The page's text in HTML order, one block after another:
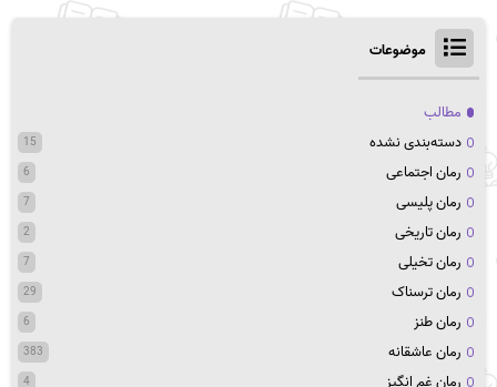
موضوعات
مطالب
دسته‌بندی نشده
15
رمان اجتماعی 6
رمان پلیسی 7
رمان تاریخی 2
رمان تخیلی 7
رمان ترسناک 29
رمان طنز 6
رمان عاشقانه 383
رمان غم انگیز 4